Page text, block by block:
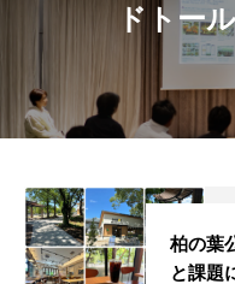
経歴・プロフィール
活動情報
お問い合わせ
ドトー
柏の葉
と課題